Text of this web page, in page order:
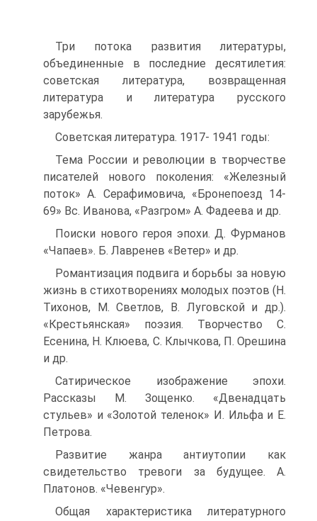
Три потока развития литературы,
объединенные в последние десятилетия:
советская литература, возвращенная
литература и литература русского
зарубежья.
Советская литература. 1917- 1941 годы:
Тема России и революции в творчестве
писателей нового поколения: «Железный
поток» А. Серафимовича, «Бронепоезд 14-
69» Вс. Иванова, «Разгром» А. Фадеева и др.
Поиски нового героя эпохи. Д. Фурманов
«Чапаев». Б. Лавренев «Ветер» и др.
Романтизация подвига и борьбы за новую
жизнь в стихотворениях молодых поэтов (Н.
Тихонов, М. Светлов, В. Луговской и др.).
«Крестьянская» поэзия. Творчество С.
Есенина, Н. Клюева, С. Клычкова, П. Орешина
и др.
Сатирическое изображение эпохи.
Рассказы М. Зощенко. «Двенадцать
стульев» и «Золотой теленок» И. Ильфа и Е.
Петрова.
Развитие жанра антиутопии как
свидетельство тревоги за будущее. А.
Платонов. «Чевенгур».
Общая характеристика литературного